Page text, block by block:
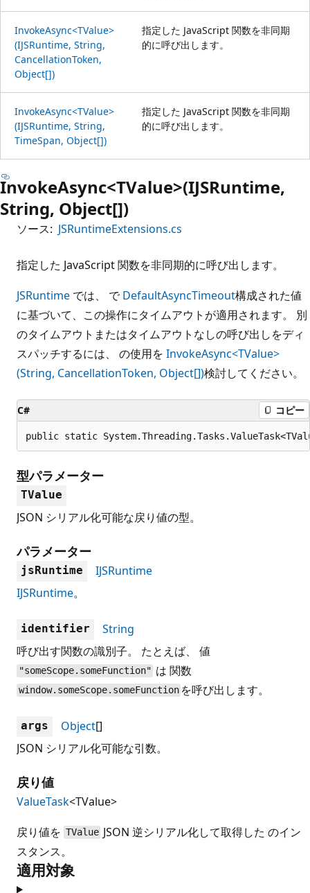
InvokeAsync<TValue>
(IJSRuntime, String,
CancellationToken,
Object[])
指定した JavaScript 関数を非同期
的に呼び出します。
InvokeAsync<TValue>
(IJSRuntime, String,
TimeSpan, Object[])
指定した JavaScript 関数を非同期
的に呼び出します。
InvokeAsync<TValue>(IJSRuntime,
String, Object[])
ソース: JSRuntimeExtensions.cs
指定した JavaScript 関数を非同期的に呼び出します。
JSRuntime では、 でDefaultAsyncTimeout構成された値
に基づいて、この操作にタイムアウトが適用されます。 別
のタイムアウトまたはタイムアウトなしの呼び出しをディ
スパッチするには、 の使用を InvokeAsync<TValue>
(String, CancellationToken, Object[])検討してください。
C# コピー
public static
型パラメーター
TValue
JSON シリアル化可能な戻り値の型。
パラメーター
jsRuntime
IJSRuntime
IJSRuntime。
identifier
String
呼び出す関数の識別子。 たとえば、 値
"someScope.someFunction" は 関数
window.someScope.someFunction を呼び出します。
args Object[]
JSON シリアル化可能な引数。
戻り値
ValueTask<TValue>
戻り値を TValue JSON 逆シリアル化して取得した のイン
スタンス。
適用対象